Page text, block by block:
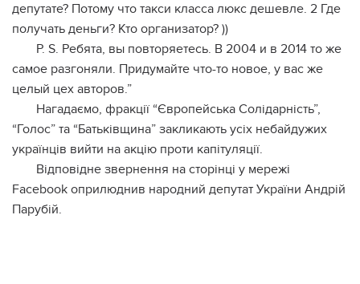
депутате? Потому что такси класса люкс дешевле. 2 Где
получать деньги? Кто организатор? ))
P. S. Ребята, вы повторяетесь. В 2004 и в 2014 то же
самое разгоняли. Придумайте что-то новое, у вас же
целый цех авторов.”
Нагадаємо, фракції “Європейська Солідарність”,
“Голос” та “Батьківщина” закликають усіх небайдужих
українців вийти на акцію проти капітуляції.
Відповідне звернення на сторінці у мережі
Facebook оприлюднив народний депутат України Андрій
Парубій.